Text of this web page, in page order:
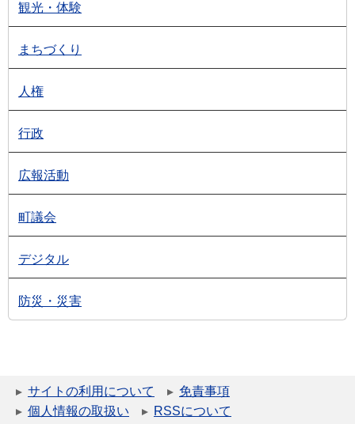
観光・体験
まちづくり
人権
行政
広報活動
町議会
デジタル
防災・災害
サイトの利用について
免責事項
個人情報の取扱い
RSSについて